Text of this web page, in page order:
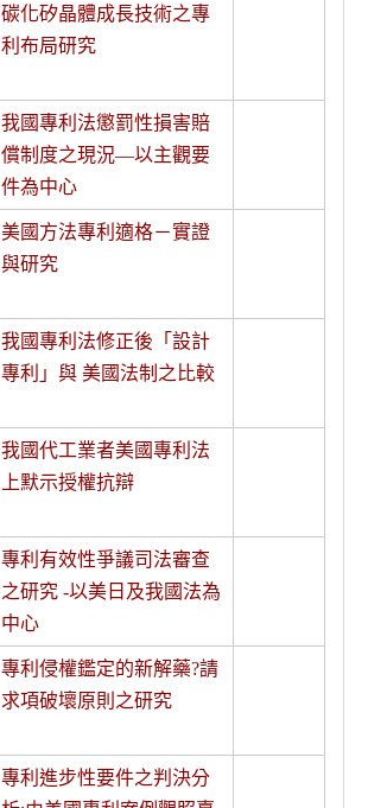
碳化矽晶體成長技術之專
利布局研究
我國專利法懲罰性損害賠
償制度之現況—以主觀要
件為中心
美國方法專利適格－實證
與研究
我國專利法修正後「設計
專利」與 美國法制之比較
我國代工業者美國專利法
上默示授權抗辯
專利有效性爭議司法審查
之研究 -以美日及我國法為
中心
專利侵權鑑定的新解藥?請
求項破壞原則之研究
專利進步性要件之判決分